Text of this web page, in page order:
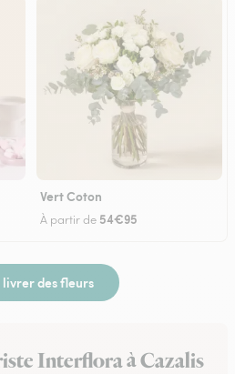
Vert Coton
À partir de 54€95
livrer des fleurs
Interflora à Cazalis